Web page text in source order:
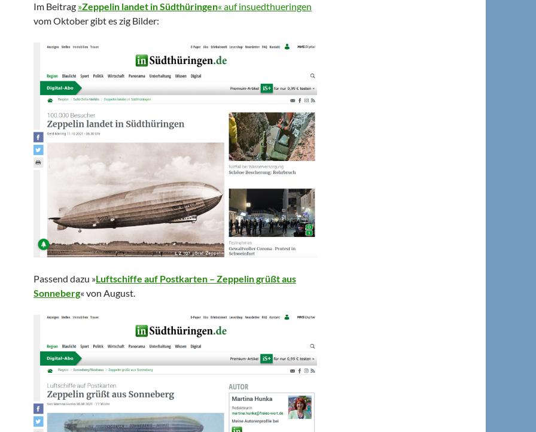
Im Beitrag »Zeppelin landet in Südthüringen« auf insuedthueringen
vom Oktober gibt es zig Bilder:
Passend dazu »Luftschiffe auf Postkarten – Zeppelin grüßt aus
Sonneberg« von August.